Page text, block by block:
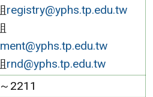
registry@yphs.tp.edu.tw
rnd@yphs.tp.edu.tw
2211